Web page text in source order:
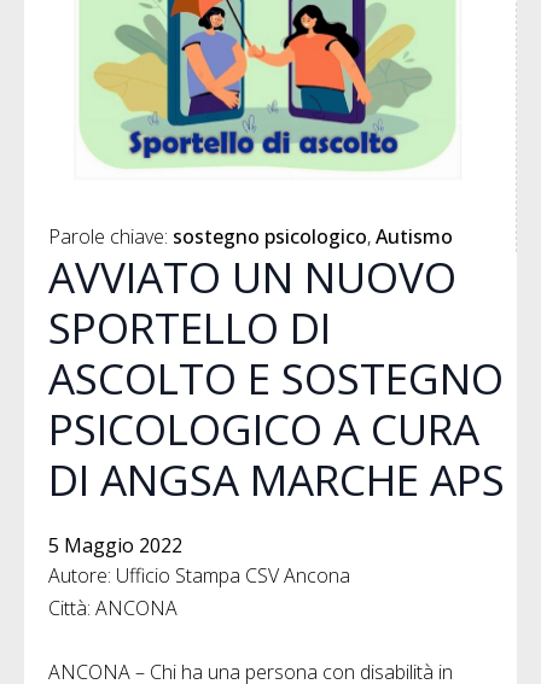
Parole chiave: sostegno psicologico Autismo
AVVIATO UN NUOVO
SPORTELLO DI
ASCOLTO E SOSTEGNO
PSICOLOGICO A CURA
DI ANGSA MARCHE APS
5 Maggio 2022
Autore: Ufficio Stampa CSV Ancona
Città: ANCONA
ANCONA – Chi ha una persona con disabilità in